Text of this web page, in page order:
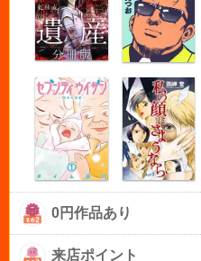
0円作品あり
来店ポイント